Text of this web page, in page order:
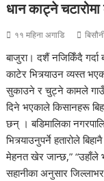
धान काट्ने
११ महिना अगाडि
बाजुरा। दशैं नजिकिँदै गर्दा
काटेर भित्र्याउन व्यस्त
सुकाउने र चुट्ने कामले
दिने भएकाले किसानहरू
छन् । बडिमालिका
भित्र्याउनुपर्ने हतारोले
मेहनत खेर जान्छ,” “उहाँले
सहानीका अनुसार